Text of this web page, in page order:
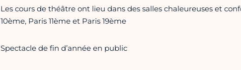
Les cours de théâtre ont lieu dans des salles chaleureuses et
10ème, Paris 11ème et Paris 19ème
Spectacle de fin d’année en public